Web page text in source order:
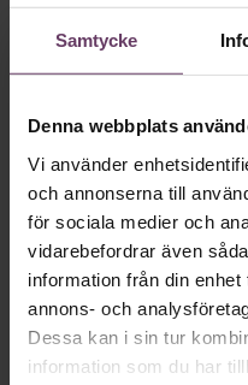
Samtycke
Denna webbplats
Vi använder
och annonserna till
för sociala medier och
vidarebefordrar även
information från din
annons- och
Dessa kan i sin tur
information som du har
Så ska
vara
VAL 2026
galna utspel? Nej,
väljare. Här är det
partiledarstilen
statsvetaren Jenny
tråkig partiledare i
känslomässig